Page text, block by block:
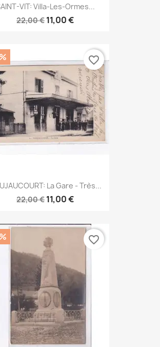
VIT: Villa-Les-Ormes...
22,00 € 11,00 €
La Gare - Très...
22,00 € 11,00 €
favorite_border
favorite_border